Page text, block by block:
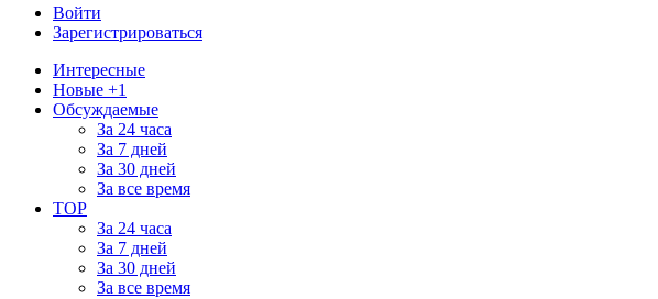
Войти
Зарегистрироваться
Интересные
Новые +1
Обсуждаемые
За 24 часа
За 7 дней
За 30 дней
За все время
TOP
За 24 часа
За 7 дней
За 30 дней
За все время